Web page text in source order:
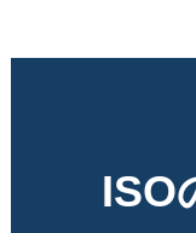
ISO